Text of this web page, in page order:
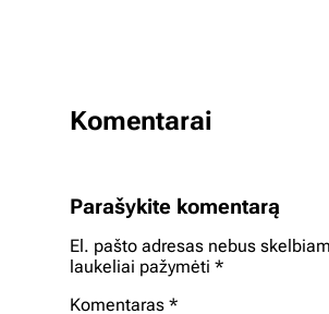
Komentarai
Parašykite komentarą
El. pašto adresas nebus
laukeliai pažymėti *
Komentaras *